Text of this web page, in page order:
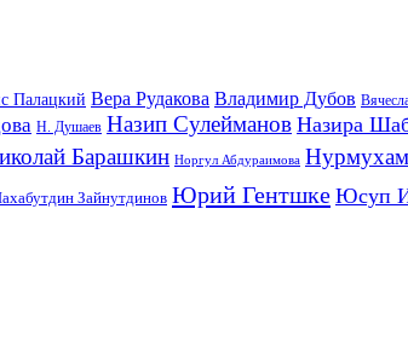
Палацкий Вера Рудакова Владимир Дубов
Н. Душаев Назип Сулейманов Назира
Барашкин Норгул Абдураимова
Зайнутдинов Юрий Гентшке Юсуп